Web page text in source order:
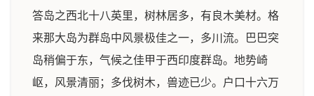
答岛之西北十八英里，树林居多，有良木美材。格
来那大岛为群岛中风景极佳之一，多川流。巴巴突
岛稍偏于东，气候之佳甲于西印度群岛。地势崎
岖，风景清丽；多伐树木，兽迹已少。户口十六万